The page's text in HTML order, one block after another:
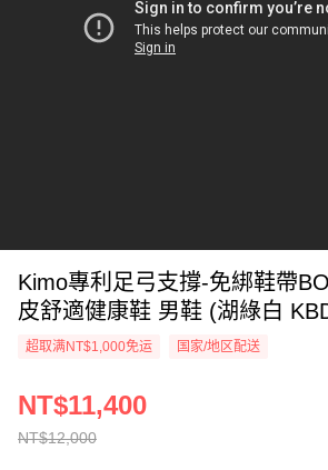
Kimo專利足弓支撐-免綁鞋帶
皮舒適健康鞋 男鞋 (湖綠白
超取满NT$1,000免运 国家/地区配送
NT$12,000
NT$11,400